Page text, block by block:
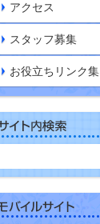
アクセス
スタッフ募集
お役立ちリンク集